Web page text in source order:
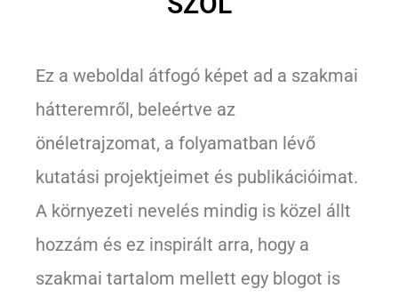
Ez a weboldal átfogó képet ad a szakmai
hátteremről, beleértve az
önéletrajzomat, a folyamatban lévő
kutatási projektjeimet és publikációimat.
A környezeti nevelés mindig is közel állt
hozzám és ez inspirált arra, hogy a
szakmai tartalom mellett egy blogot is